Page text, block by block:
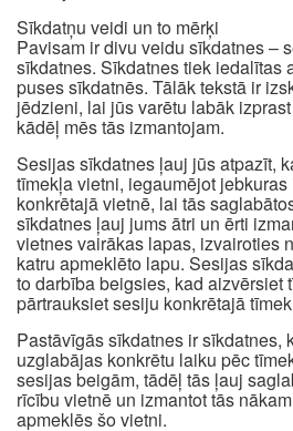
Sīkdatņu veidi un to mērķi
Pavisam ir divu veidu sīkdatnes –
sīkdatnes. Sīkdatnes tiek iedalītas
puses sīkdatnēs. Tālāk tekstā ir
jēdzieni, lai jūs varētu labāk
kādēļ mēs tās izmantojam.
Sesijas sīkdatnes ļauj jūs atpazīt,
tīmekļa vietni, iegaumējot
konkrētajā vietnē, lai tās
sīkdatnes ļauj jums ātri un ērti
vietnes vairākas lapas, izvairoties
katru apmeklēto lapu. Sesijas
to darbība beigsies, kad aizvērsiet
pārtrauksiet sesiju konkrētajā
Pastāvīgās sīkdatnes ir sīkdatnes,
uzglabājas konkrētu laiku pēc
sesijas beigām, tādēļ tās ļauj
rīcību vietnē un izmantot tās
apmeklēs šo vietni.